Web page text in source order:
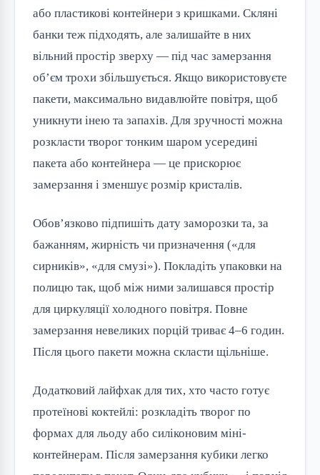
або пластикові контейнери з кришками. Скляні
банки теж підходять, але залишайте в них
вільний простір зверху — під час замерзання
об’єм трохи збільшується. Якщо використовуєте
пакети, максимально видавлюйте повітря, щоб
уникнути інею та запахів. Для зручності можна
розкласти творог тонким шаром усередині
пакета або контейнера — це прискорює
замерзання і зменшує розмір кристалів.
Обов’язково підпишіть дату заморозки та, за
бажанням, жирність чи призначення («для
сирників», «для смузі»). Покладіть упаковки на
полицю так, щоб між ними залишався простір
для циркуляції холодного повітря. Повне
замерзання невеликих порцій триває 4–6 годин.
Після цього пакети можна скласти щільніше.
Додатковий лайфхак для тих, хто часто готує
протеїнові коктейлі: розкладіть творог по
формах для льоду або силіконовим міні-
контейнерам. Після замерзання кубики легко